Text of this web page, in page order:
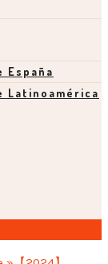
España
Latinoamérica